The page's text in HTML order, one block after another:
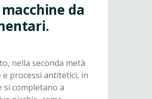
da
nella seconda metà
e processi antitetici, in
si completano a